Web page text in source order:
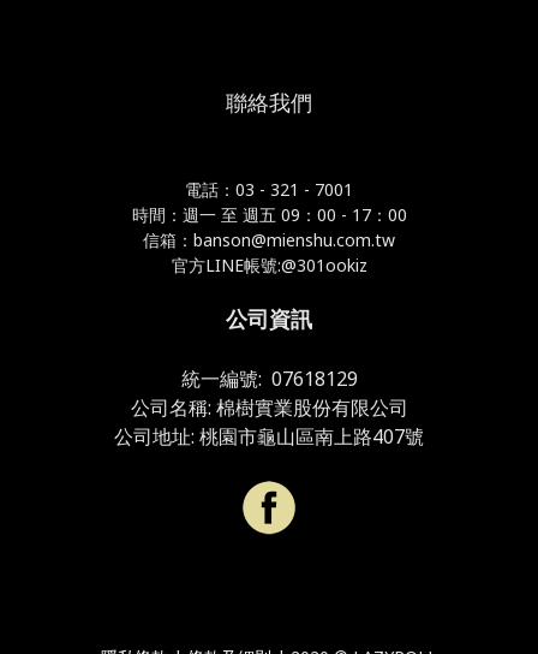
聯絡我們
電話：03 - 321 - 7001
時間：週一 至 週五 09：00 - 17：00
信箱：banson@mienshu.com.tw
官方LINE帳號:@301ookiz
公司資訊
統一編號: 07618129
公司名稱: 棉樹實業股份有限公司
公司地址: 桃園市龜山區南上路407號